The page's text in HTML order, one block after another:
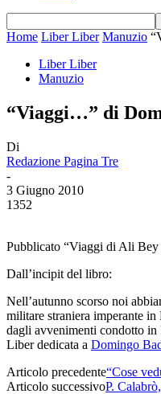
Home Liber Liber Manuzio
Liber Liber
Manuzio
“Viaggi…” di
Di
Redazione Pagina Tre
-
3 Giugno 2010
1352
Pubblicato “Viaggi di Ali Bey
Dall’incipit del libro:
Nell’autunno scorso noi
militare straniera imperante
dagli avvenimenti condotto in
Liber dedicata a Domingo
Articolo precedente“Cose
Articolo successivoP.